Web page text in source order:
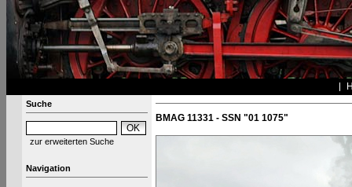
Suche
zur erweiterten Suche
Navigation
BMAG 11331 - SSN "01 1075"